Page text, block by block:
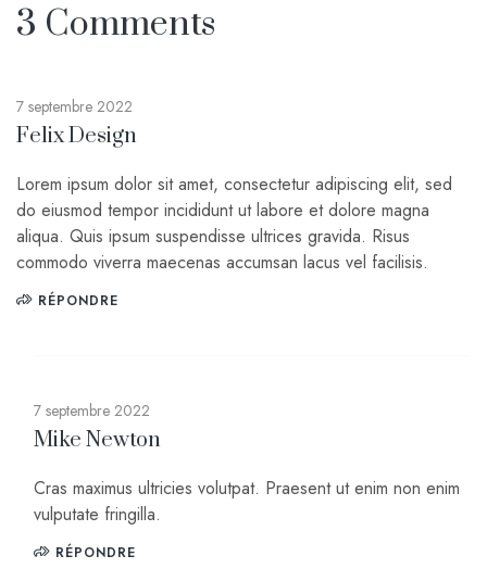
3 Comments
7 septembre 2022
Felix Design
Lorem ipsum dolor sit amet, consectetur adipiscing elit, sed
do eiusmod tempor incididunt ut labore et dolore magna
aliqua. Quis ipsum suspendisse ultrices gravida. Risus
commodo viverra maecenas accumsan lacus vel facilisis.
RÉPONDRE
7 septembre 2022
Mike Newton
Cras maximus ultricies volutpat. Praesent ut enim non enim
vulputate fringilla.
RÉPONDRE